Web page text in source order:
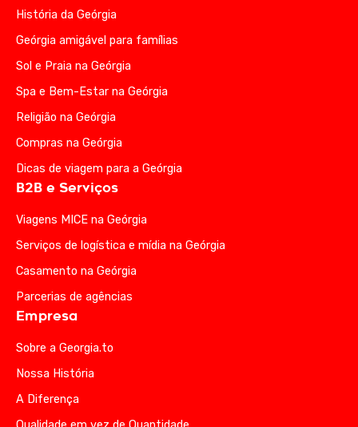
História da Geórgia
Geórgia amigável para famílias
Sol e Praia na Geórgia
Spa e Bem-Estar na Geórgia
Religião na Geórgia
Compras na Geórgia
Dicas de viagem para a Geórgia
B2B e Serviços
Viagens MICE na Geórgia
Serviços de logística e mídia na Geórgia
Casamento na Geórgia
Parcerias de agências
Empresa
Sobre a Georgia.to
Nossa História
A Diferença